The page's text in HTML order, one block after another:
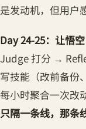
是发动机，但用户
Day 24-25：让悟空
Judge 打分 →
写技能（改前备份
每小时聚合一次改
只隔一条线，那条